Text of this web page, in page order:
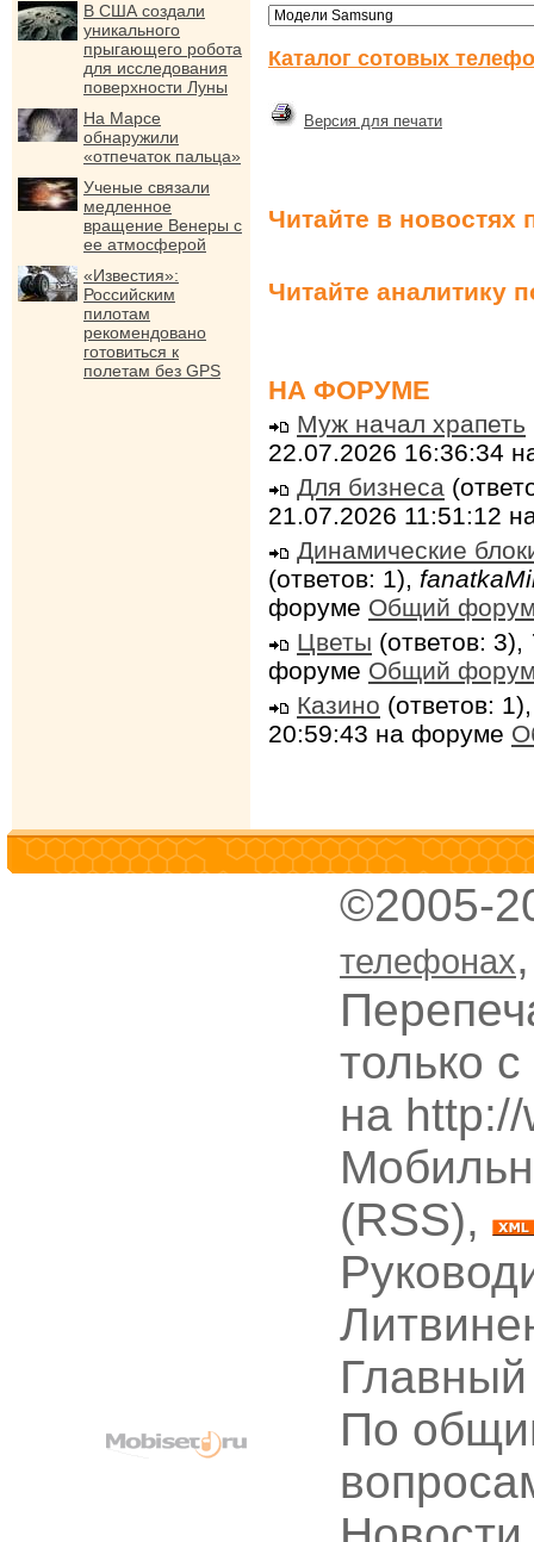
В США создали
уникального
прыгающего робота
для исследования
поверхности Луны
На Марсе
обнаружили
«отпечаток пальца»
Ученые связали
медленное
вращение Венеры с
ее атмосферой
«Известия»:
Российским
пилотам
рекомендовано
готовиться к
полетам без GPS
Каталог сотовых
Версия для печати
Читайте в новостях
Читайте аналитику
НА ФОРУМЕ
Муж начал храпеть
22.07.2026 16:36:34
Для бизнеса
21.07.2026 11:51:12
Динамические
(ответов: 1),
форуме Общий
Цветы (ответов: 3),
форуме Общий
Казино (ответов:
20:59:43 на форуме
©2005-
телефонах
только
на
(RSS),
По